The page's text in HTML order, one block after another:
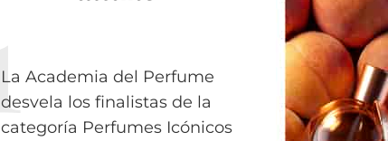
La Academia del Perfume
desvela los finalistas de la
categoría Perfumes Icónicos